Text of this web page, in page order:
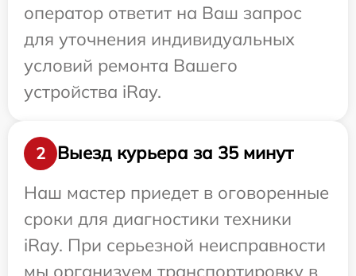
оператор ответит на Ваш запрос
для уточнения индивидуальных
условий ремонта Вашего
устройства iRay.
2
Выезд курьера за 35 минут
Наш мастер приедет в оговоренные
сроки для диагностики техники
iRay. При серьезной неисправности
мы организуем транспортировку в